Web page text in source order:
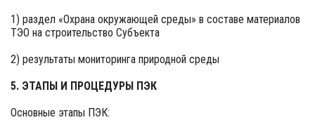
1) раздел «Охрана окружающей среды» в составе материалов
ТЭО на строительство Субъекта
2) результаты мониторинга природной среды
5. ЭТАПЫ И ПРОЦЕДУРЫ ПЭК
Основные этапы ПЭК: